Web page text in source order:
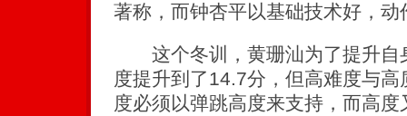
著称，而钟杏平以基础技术好，动
这个冬训，黄珊汕为了提升自
度提升到了14.7分，但高难度与
度必须以弹跳高度来支持，而高